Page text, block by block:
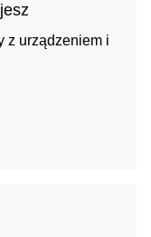
z urządzeniem i